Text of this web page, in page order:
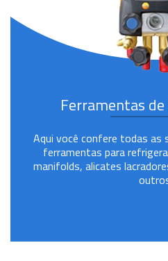
Ferramentas
Aqui você confere todas as
ferramentas para
manifolds, alicates